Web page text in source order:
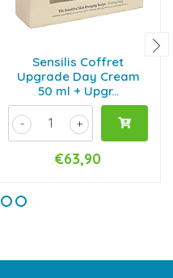
Sensilis Coffret
Upgrade Day Cream
50 ml + Upgr...
+
-
€63,90